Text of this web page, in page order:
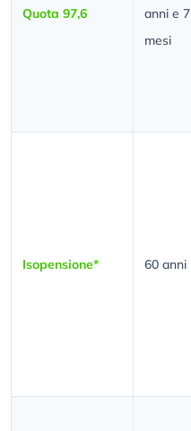
Quota 97,6
anni e 7
mesi
Isopensione* 60 anni